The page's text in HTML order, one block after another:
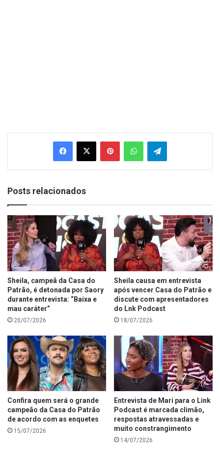
Facebook
X PinterestWhatsAppTelegram
Posts relacionados
Sheila, campeã da Casa do
Patrão, é detonada por Saory
durante entrevista: “Baixa e
mau caráter”
20/07/2026
Sheila causa em entrevista
após vencer Casa do Patrão e
discute com apresentadores
do Lnk Podcast
18/07/2026
Confira quem será o grande
campeão da Casa do Patrão
de acordo com as enquetes
15/07/2026
Entrevista de Mari para o Link
Podcast é marcada climão,
respostas atravessadas e
muito constrangimento
14/07/2026